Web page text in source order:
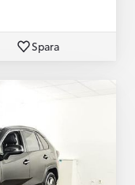
Spara